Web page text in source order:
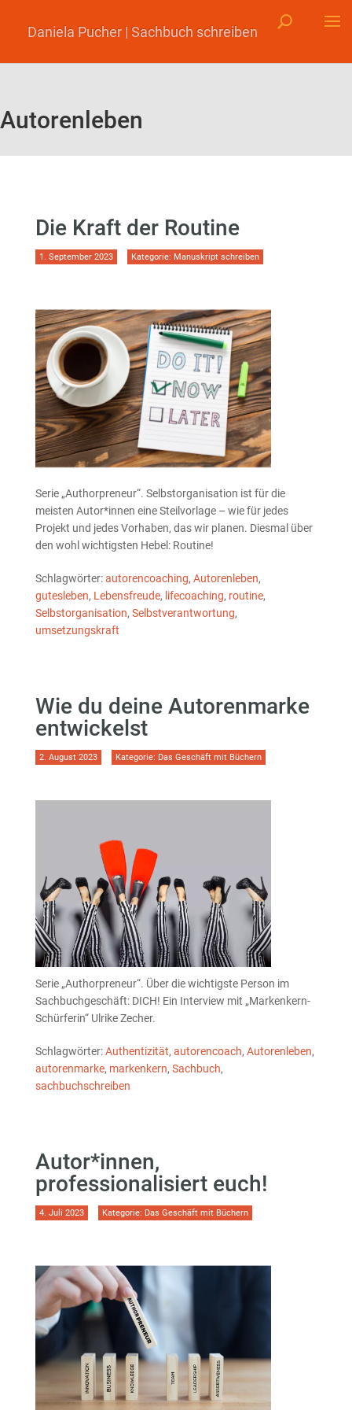
Daniela Pucher | Sachbuch schreiben
Autorenleben
Die Kraft der Routine
1. September 2023 Kategorie: Manuskript schreiben
Serie „Authorpreneur“. Selbstorganisation ist für die
meisten Autor*innen eine Steilvorlage – wie für jedes
Projekt und jedes Vorhaben, das wir planen. Diesmal über
den wohl wichtigsten Hebel: Routine!
Schlagwörter:autorencoaching, Autorenleben,
gutesleben, Lebensfreude, lifecoaching, routine,
Selbstorganisation, Selbstverantwortung,
umsetzungskraft
Wie du deine Autorenmarke
entwickelst
2. August 2023 Kategorie: Das Geschäft mit Büchern
Serie „Authorpreneur“. Über die wichtigste Person im
Sachbuchgeschäft: DICH! Ein Interview mit „Markenkern-
Schürferin“ Ulrike Zecher.
Schlagwörter:Authentizität, autorencoach, Autorenleben,
autorenmarke, markenkern, Sachbuch,
sachbuchschreiben
Autor*innen,
professionalisiert euch!
4. Juli 2023 Kategorie: Das Geschäft mit Büchern